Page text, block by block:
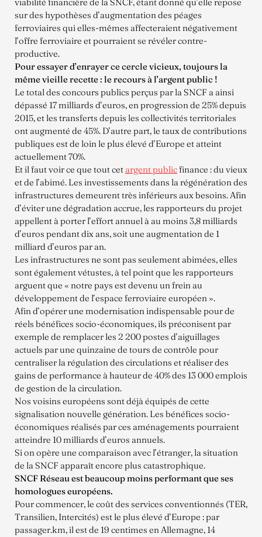
sur des hypothèses d’augmentation des péages
ferroviaires qui elles-mêmes affecteraient négativement
l’offre ferroviaire et pourraient se révéler contre-
productive.
Pour essayer d’enrayer ce cercle vicieux, toujours la
même vieille recette : le recours à l’argent public !
Le total des concours publics perçus par la SNCF a ainsi
dépassé 17 milliards d’euros, en progression de 25% depuis
2015, et les transferts depuis les collectivités territoriales
ont augmenté de 45%. D’autre part, le taux de contributions
publiques est de loin le plus élevé d’Europe et atteint
actuellement 70%.
Et il faut voir ce que tout cet argent public finance : du vieux
et de l’abimé. Les investissements dans la régénération des
infrastructures demeurent très inférieurs aux besoins. Afin
d’éviter une dégradation accrue, les rapporteurs du projet
appellent à porter l’effort annuel à au moins 3,8 milliards
d’euros pendant dix ans, soit une augmentation de 1
milliard d’euros par an.
Les infrastructures ne sont pas seulement abimées, elles
sont également vétustes, à tel point que les rapporteurs
arguent que « notre pays est devenu un frein au
développement de l’espace ferroviaire européen ».
Afin d’opérer une modernisation indispensable pour de
réels bénéfices socio-économiques, ils préconisent par
exemple de remplacer les 2 200 postes d’aiguillages
actuels par une quinzaine de tours de contrôle pour
centraliser la régulation des circulations et réaliser des
gains de performance à hauteur de 40% des 13 000 emplois
de gestion de la circulation.
Nos voisins européens sont déjà équipés de cette
signalisation nouvelle génération. Les bénéfices socio-
économiques réalisés par ces aménagements pourraient
atteindre 10 milliards d’euros annuels.
Si on opère une comparaison avec l’étranger, la situation
de la SNCF apparaît encore plus catastrophique.
SNCF Réseau est beaucoup moins performant que ses
homologues européens.
Pour commencer, le coût des services conventionnés (TER,
Transilien, Intercités) est le plus élevé d’Europe : par
passager.km, il est de 19 centimes en Allemagne, 14